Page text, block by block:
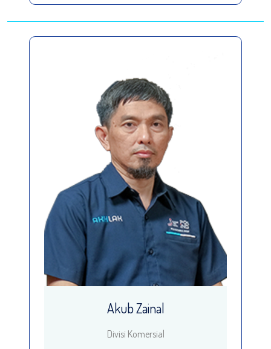
Akub Zainal
Divisi Komersial